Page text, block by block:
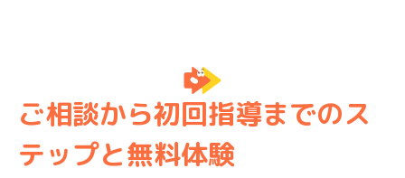
ご相談から初回指導までのス
テップと無料体験